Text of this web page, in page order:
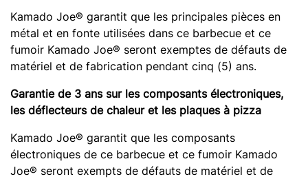
Kamado Joe® garantit que les principales pièces en
métal et en fonte utilisées dans ce barbecue et ce
fumoir Kamado Joe® seront exemptes de défauts de
matériel et de fabrication pendant cinq (5) ans.
Garantie de 3 ans sur les composants électroniques,
les déflecteurs de chaleur et les plaques à pizza
Kamado Joe® garantit que les composants
électroniques de ce barbecue et ce fumoir Kamado
Joe® seront exempts de défauts de matériel et de